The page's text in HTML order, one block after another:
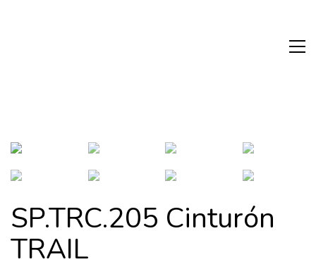
SP.TRC.205 Cinturón
TRAIL